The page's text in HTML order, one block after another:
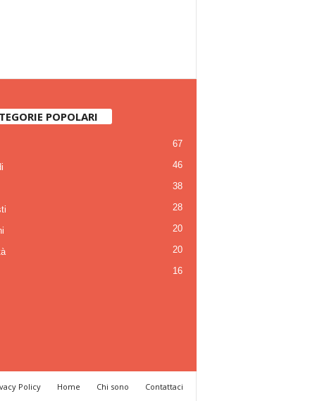
POPOLARI
67
46
38
28
20
20
16
Policy Home Chi sono Contattaci